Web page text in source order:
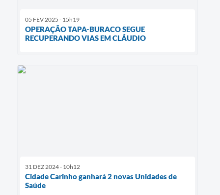
05 FEV 2025 - 15h19
OPERAÇÃO TAPA-BURACO SEGUE
RECUPERANDO VIAS EM CLÁUDIO
31 DEZ 2024 - 10h12
Cidade Carinho ganhará 2 novas Unidades de
Saúde